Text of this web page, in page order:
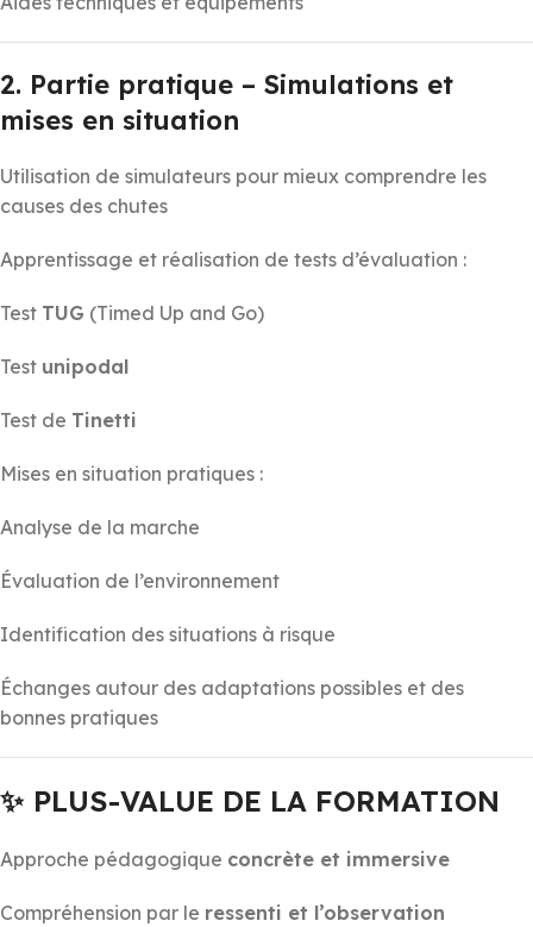
2. Partie pratique – Simulations et
mises en situation
Utilisation de simulateurs pour mieux comprendre les
causes des chutes
Apprentissage et réalisation de tests d’évaluation :
Test TUG (Timed Up and Go)
Test unipodal
Test de Tinetti
Mises en situation pratiques :
Analyse de la marche
Évaluation de l’environnement
Identification des situations à risque
Échanges autour des adaptations possibles et des
bonnes pratiques
✨ PLUS-VALUE DE LA FORMATION
Approche pédagogique concrète et immersive
Compréhension par le ressenti et l’observation